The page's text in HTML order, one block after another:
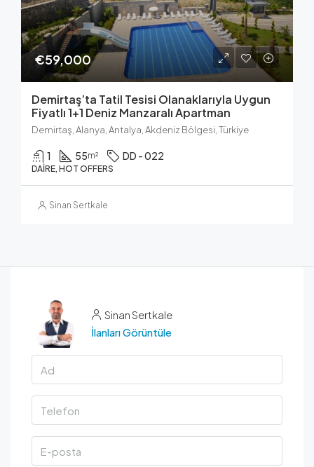
€59,000
Demirtaş’ta Tatil Tesisi Olanaklarıyla Uygun
Fiyatlı 1+1 Deniz Manzaralı Apartman
Demirtaş, Alanya, Antalya, Akdeniz Bölgesi, Türkiye
1 55m² DD - 022
DAIRE, HOT OFFERS
Sinan Sertkale
Sinan Sertkale
İlanları Görüntüle